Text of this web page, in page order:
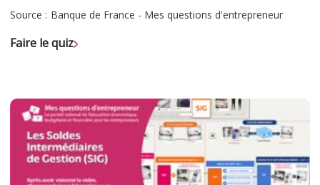
Source : Banque de France - Mes questions d'entrepreneur
Faire le quiz